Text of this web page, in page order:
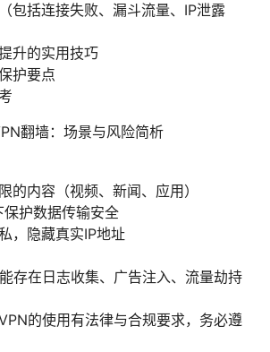
包括连接失败、漏斗流量、IP泄露
升的实用技巧
护要点
翻墙：场景与风险简析
的内容（视频、新闻、应用）
护数据传输安全
，隐藏真实IP地址
存在日志收集、广告注入、流量劫持
的使用有法律与合规要求，务必遵